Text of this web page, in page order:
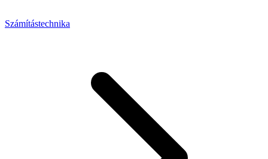
Számítástechnika